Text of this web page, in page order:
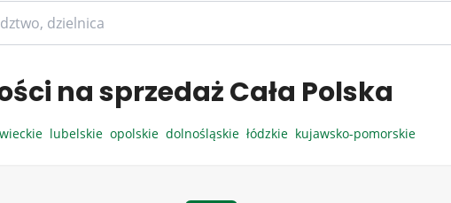
na sprzedaż Cała Polska
lubelskie opolskie dolnośląskie łódzkie kujawsko-pomorskie